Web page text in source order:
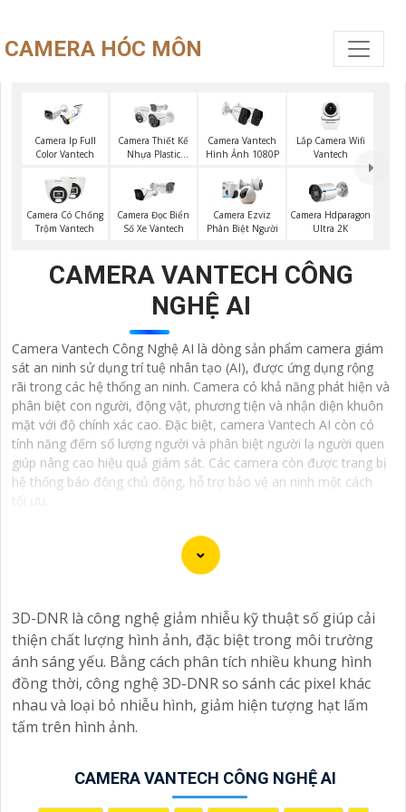
CAMERA HÓC MÔN
Camera Ip Full
Color Vantech
Camera Thiết Kế
Nhựa Plastic
Camera Vantech
Hình Ảnh 1080P
Lắp Camera Wifi
Vantech
Camera Có Chống
Trộm Vantech
Camera Đọc Biển
Số Xe Vantech
Camera Ezviz
Phân Biệt Người
Camera Hdparagon
Ultra 2K
CAMERA VANTECH CÔNG
NGHỆ AI
Camera Vantech Công Nghệ AI là dòng sản phẩm camera giám
sát an ninh sử dụng trí tuệ nhân tạo (AI), được ứng dụng rộng
rãi trong các hệ thống an ninh. Camera có khả năng phát hiện và
phân biệt con người, động vật, phương tiện và nhận diện khuôn
mặt với độ chính xác cao. Đặc biệt, camera Vantech AI còn có
tính năng đếm số lượng người và phân biệt người lạ người quen
giúp nâng cao hiệu quả giám sát. Các camera còn được trang bị
hệ thống báo động chủ động, hỗ trợ bảo vệ an ninh một cách
Chúng tôi xin trân trọng giới thiệu dịch vụ lắp đặt
Camera AI Thông Minh Công nghệ, giúp nâng cao hiệu
quả giám sát an ninh và quản lý trong không gian công
ty/doanh nghiệp của Quý vị.
**Ưu điểm nổi bật**:
🎞1: **AI Thông Minh**: Hệ thống Camera được tích
ảnh, nhận diện khuôn mặt, nhận biết chuyển động đột
ngột và cảnh báo tự động. ✴️2:**Giám Sát Thời Gian
3D-DNR là công nghệ giảm nhiễu kỹ thuật số giúp cải
thiện chất lượng hình ảnh, đặc biệt trong môi trường
ánh sáng yếu. Bằng cách phân tích nhiều khung hình
đồng thời, công nghệ 3D-DNR so sánh các pixel khác
nhau và loại bỏ nhiễu hình, giảm hiện tượng hạt lấm
tấm trên hình ảnh.
CAMERA VANTECH CÔNG NGHỆ AI